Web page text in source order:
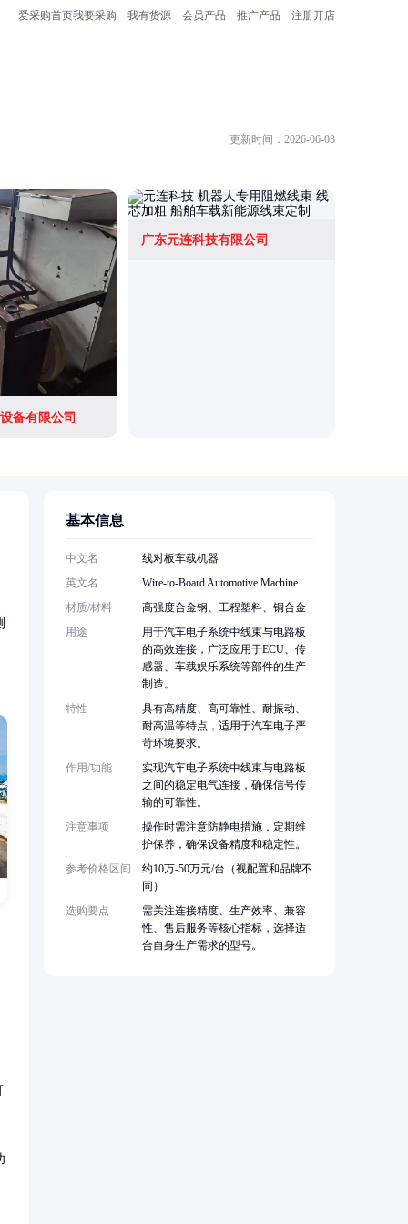
爱采购首页我要采购 我有货源 会员产品 推广产品 注册开店
更新时间：2026-06-03
备有限公司
广东元连科技有限公司
基本信息
中文名
线对板车载机器
英文名
Wire-to-Board Automotive Machine
材质/材料
高强度合金钢、工程塑料、铜合金
用途
用于汽车电子系统中线束与电路板
的高效连接，广泛应用于ECU、传
感器、车载娱乐系统等部件的生产
制造。
特性
具有高精度、高可靠性、耐振动、
耐高温等特点，适用于汽车电子严
苛环境要求。
作用/功能
实现汽车电子系统中线束与电路板
之间的稳定电气连接，确保信号传
输的可靠性。
注意事项
操作时需注意防静电措施，定期维
护保养，确保设备精度和稳定性。
参考价格区间
约10万-50万元/台（视配置和品牌不
同）
选购要点
需关注连接精度、生产效率、兼容
性、售后服务等核心指标，选择适
合自身生产需求的型号。